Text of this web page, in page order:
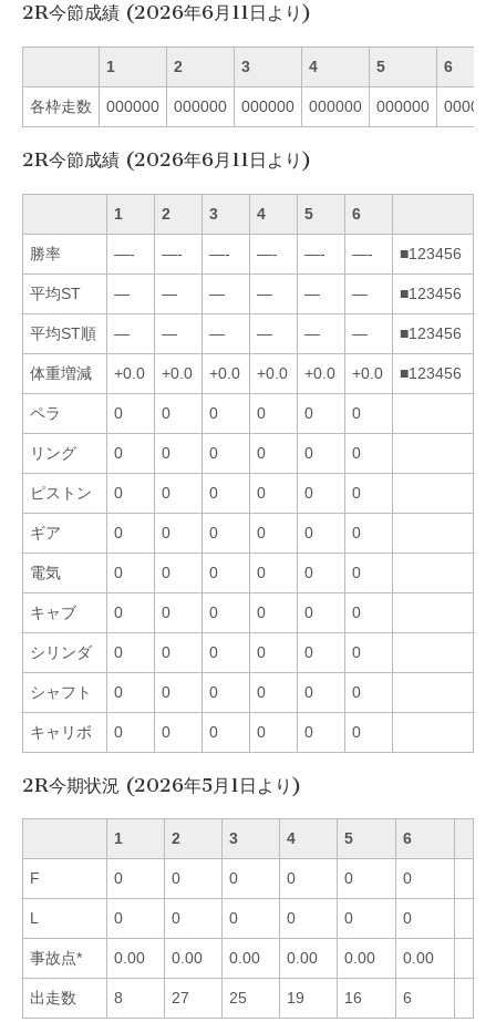
2R今節成績 (2026年6月11日より)
1 2 3 4 5 6
各枠走数 000000 000000 000000 000000 000000 000000
2R今節成績 (2026年6月11日より)
1 2 3 4 5 6
勝率 —- —- —- —- —- —- ■123456
平均ST — — — — — — ■123456
平均ST順 — — — — — — ■123456
体重増減 +0.0 +0.0 +0.0 +0.0 +0.0 +0.0 ■123456
ペラ 0 0 0 0 0 0
リング 0 0 0 0 0 0
ピストン 0 0 0 0 0 0
ギア 0 0 0 0 0 0
電気 0 0 0 0 0 0
キャブ 0 0 0 0 0 0
シリンダ 0 0 0 0 0 0
シャフト 0 0 0 0 0 0
キャリボ 0 0 0 0 0 0
2R今期状況 (2026年5月1日より)
1 2 3 4 5 6
F 0 0 0 0 0 0
L 0 0 0 0 0 0
事故点* 0.00 0.00 0.00 0.00 0.00 0.00
出走数 8 27 25 19 16 6